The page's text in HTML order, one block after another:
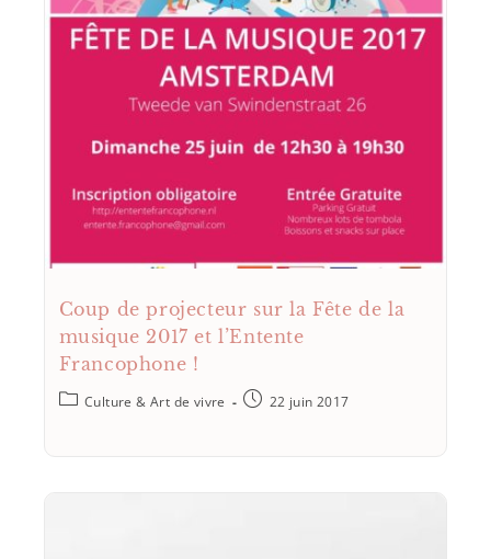
Coup de projecteur sur la Fête de la
musique 2017 et l’Entente
Francophone !
Culture & Art de vivre 22 juin 2017